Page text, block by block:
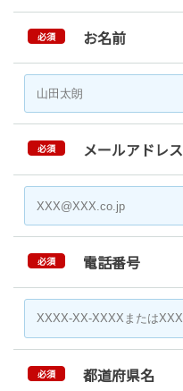
必須 お名前
必須 メールアドレス
必須 電話番号
必須 都道府県名